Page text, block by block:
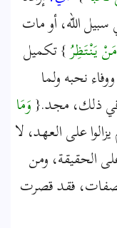
اللّه، أو مات
يَنْتَظِرُ} تكميل
نحبه ولما
في ذلك، مجد.{وَمَا
على العهد، لا
الحقيقة، ومن
فقد قصرت